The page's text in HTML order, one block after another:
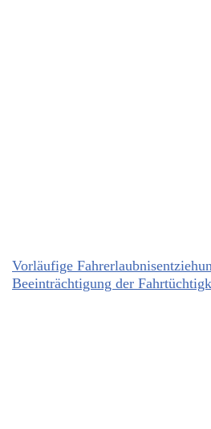
Vorläufige
Beeinträchtigung der